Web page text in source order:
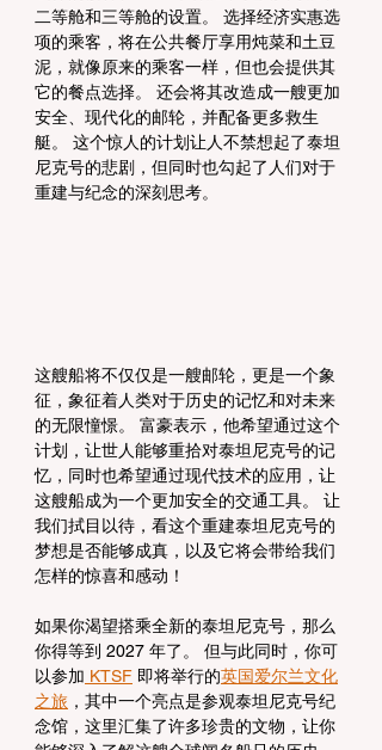
二等舱和三等舱的设置。 选择经济实惠选
项的乘客，将在公共餐厅享用炖菜和土豆
泥，就像原来的乘客一样，但也会提供其
它的餐点选择。 还会将其改造成一艘更加
安全、现代化的邮轮，并配备更多救生
艇。 这个惊人的计划让人不禁想起了泰坦
尼克号的悲剧，但同时也勾起了人们对于
重建与纪念的深刻思考。
这艘船将不仅仅是一艘邮轮，更是一个象
征，象征着人类对于历史的记忆和对未来
的无限憧憬。 富豪表示，他希望通过这个
计划，让世人能够重拾对泰坦尼克号的记
忆，同时也希望通过现代技术的应用，让
这艘船成为一个更加安全的交通工具。 让
我们拭目以待，看这个重建泰坦尼克号的
梦想是否能够成真，以及它将会带给我们
怎样的惊喜和感动！
如果你渴望搭乘全新的泰坦尼克号，那么
你得等到 2027 年了。 但与此同时，你可
以参加 KTSF 即将举行的英国爱尔兰文化
之旅 ，其中一个亮点是参观泰坦尼克号纪
念馆，这里汇集了许多珍贵的文物，让你